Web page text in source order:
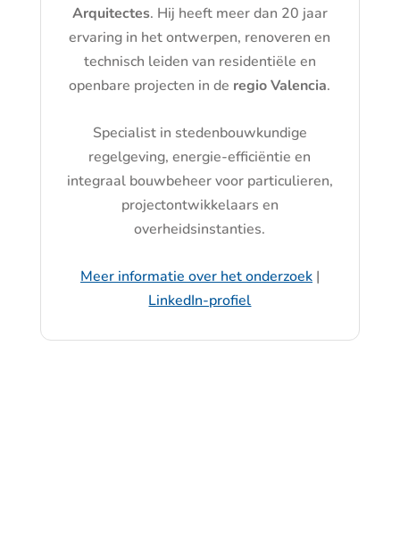
Arquitectes. Hij heeft meer dan 20 jaar
ervaring in het ontwerpen, renoveren en
technisch leiden van residentiële en
openbare projecten in de regio Valencia.
Specialist in stedenbouwkundige
regelgeving, energie-efficiëntie en
integraal bouwbeheer voor particulieren,
projectontwikkelaars en
overheidsinstanties.
Meer informatie over het onderzoek|
LinkedIn-profiel